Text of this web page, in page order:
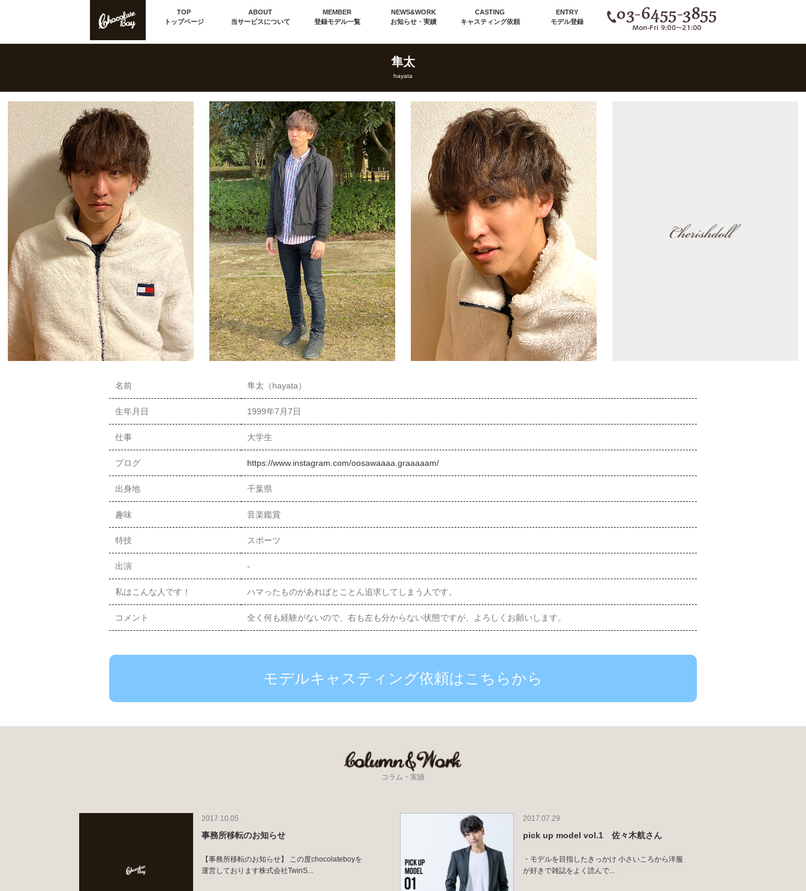
TOP
トップページ
ABOUT
当サービスについて
MEMBER
登録モデル一覧
NEWS&WORK
お知らせ・実績
CASTING
キャスティング依頼
ENTRY
モデル登録
隼太
hayata
名前 隼太（hayata）
生年月日 1999年7月7日
仕事 大学生
ブログ https://www.instagram.com/oosawaaaa.graaaaam/
出身地 千葉県
趣味 音楽鑑賞
特技 スポーツ
出演 -
私はこんな人です！ ハマったものがあればとことん追求してしまう人です。
コメント 全く何も経験がないので、右も左も分からない状態ですが、よろしくお願いします。
モデルキャスティング依頼はこちらから
コラム・実績
2017.10.05
事務所移転のお知らせ
【事務所移転のお知らせ】 この度chocolateboyを
運営しております株式会社TwinS...
2017.07.29
pick up model vol.1 佐々木航さん
・モデルを目指したきっかけ 小さいころから洋服
が好きで雑誌をよく読んで...